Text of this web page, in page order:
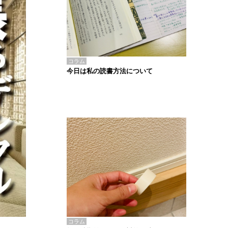
コラム
今日は私の読書方法について
コラム